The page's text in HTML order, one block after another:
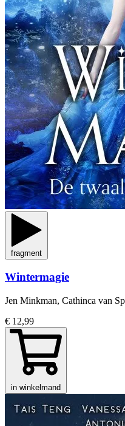
fragment
Wintermagie
Jen Minkman, Cathinca van
€ 12,99
in winkelmand